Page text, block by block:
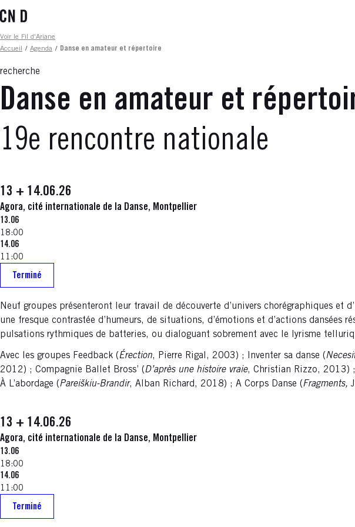
au
principal
Fil d'ariane
Voir le Fil d'Ariane
Accueil
/ Agenda / Danse en amateur et répertoire
recherche
Danse en amateur et
19e rencontre nationale
13 + 14.06.26
Agora, cité internationale de la Danse, Montpellier
13.06
18:00
14.06
11:00
Terminé
Neuf groupes présenteront leur travail de découverte d’univers chorégraphiques
une fresque contrastée d’humeurs, de situations, d’émotions et d’actions
pulsations rythmiques de batteries, ou dialoguant sobrement avec le lyrisme
Avec les groupes Feedback (Érection, Pierre Rigal, 2003) ; Inventer sa danse (
2012) ; Compagnie Ballet Bross’ (D’après une histoire vraie, Christian Rizzo, 2013)
À L’abordage (Pareiškiu-Brandir, Alban Richard, 2018) ; A Corps Danse (Fragments,
13 + 14.06.26
Agora, cité internationale de la Danse, Montpellier
13.06
18:00
14.06
11:00
Terminé